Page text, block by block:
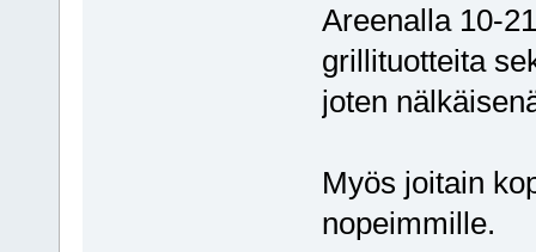
Areenalla 10-
grillituotteita
joten
Myös joitain
nopeimmille.